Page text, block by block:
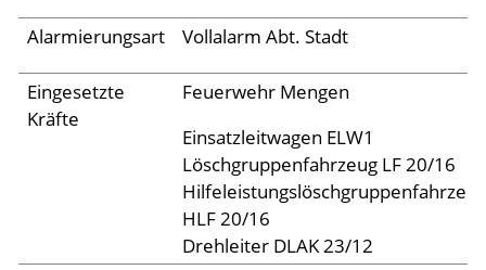
Aktuelles
Links
Alarmierungsart Vollalarm Abt. Stadt
Eingesetzte
Kräfte
Feuerwehr Mengen
Einsatzleitwagen ELW1
Löschgruppenfahrzeug LF 20/16
Hilfeleistungslöschgruppenfahrzeug
HLF 20/16
Drehleiter DLAK 23/12